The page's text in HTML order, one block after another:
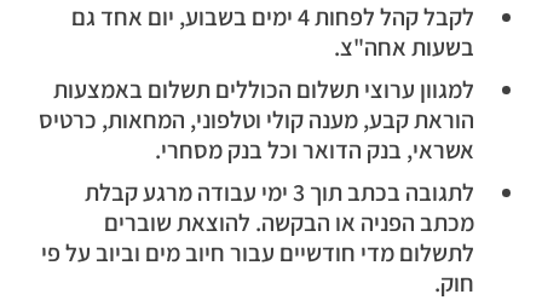
לקבל קהל לפחות 4 ימים בשבוע, יום אחד גם
בשעות אחה"צ.
למגוון ערוצי תשלום הכוללים תשלום באמצעות
הוראת קבע, מענה קולי וטלפוני, המחאות, כרטיס
אשראי, בנק הדואר וכל בנק מסחרי.
לתגובה בכתב תוך 3 ימי עבודה מרגע קבלת
מכתב הפניה או הבקשה. להוצאת שוברים
לתשלום מדי חודשיים עבור חיוב מים וביוב על פי
חוק.